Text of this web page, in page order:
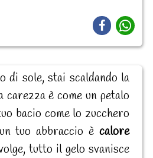
di sole, stai scaldando la
carezza è come un petalo
bacio come lo zucchero
tuo abbraccio è calore
tutto il gelo svanisce